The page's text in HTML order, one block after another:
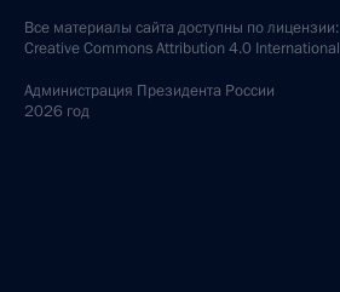
Все материалы сайта доступны по лицензии:
Creative Commons Attribution 4.0 International
Администрация Президента России
2026 год